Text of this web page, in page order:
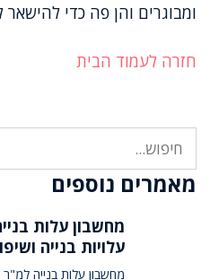
ומבוגרים והן פה כדי
חזרה לעמוד הבית
מאמרים נוספים
עלויות בנייה